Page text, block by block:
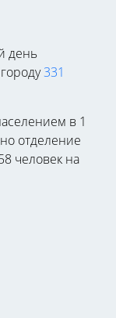
день
331
в 1
отделение
человек на